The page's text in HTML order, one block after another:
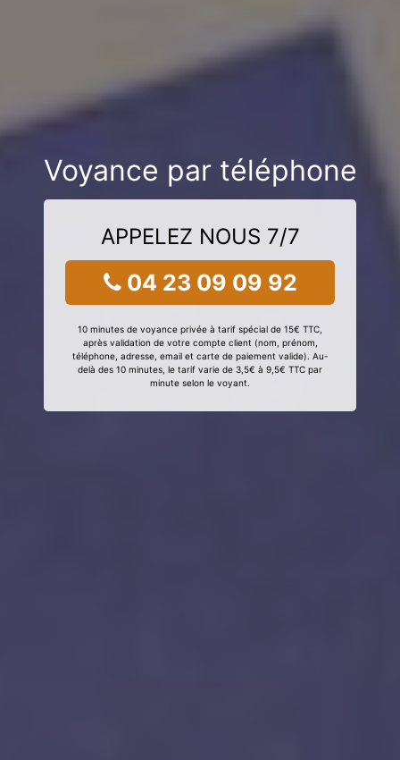
Voyance par téléphone
APPELEZ NOUS 7/7
04 23 09 09 92
10 minutes de voyance privée à tarif spécial de 15€ TTC,
après validation de votre compte client (nom, prénom,
téléphone, adresse, email et carte de paiement valide). Au-
delà des 10 minutes, le tarif varie de 3,5€ à 9,5€ TTC par
minute selon le voyant.